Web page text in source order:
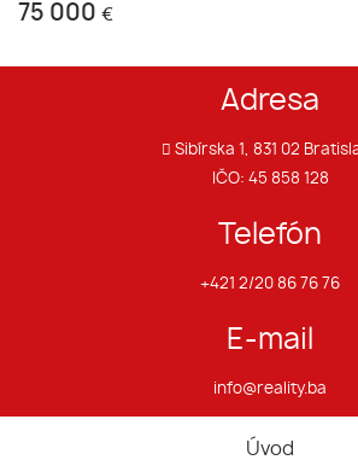
75 000 €
Adresa
Sibírska 1, 831 02
IČO: 45 858 128
Telefón
+421 2/20 86 76 76
E-mail
info@reality.ba
Úvod